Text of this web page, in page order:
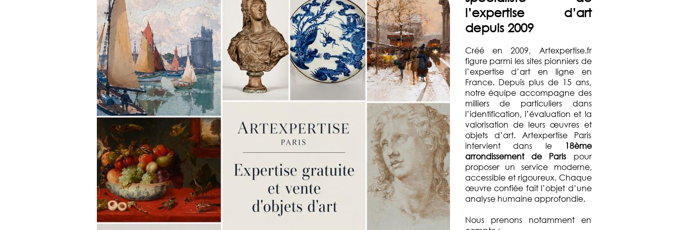
l’expertise d’art
depuis 2009
Créé en 2009, Artexpertise.fr
figure parmi les sites pionniers de
l’expertise d’art en ligne en
France. Depuis plus de 15 ans,
notre équipe accompagne des
milliers de particuliers dans
l’identification, l’évaluation et la
valorisation de leurs œuvres et
objets d’art. Artexpertise Paris
intervient dans le
18ème
arrondissement de Paris pour
proposer un service moderne,
accessible et rigoureux. Chaque
œuvre confiée fait l’objet d’une
analyse humaine approfondie.
Nous prenons notamment en